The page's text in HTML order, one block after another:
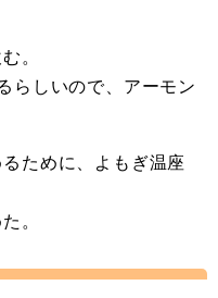
。
らしいので、アーモン
ために、よもぎ温座
。